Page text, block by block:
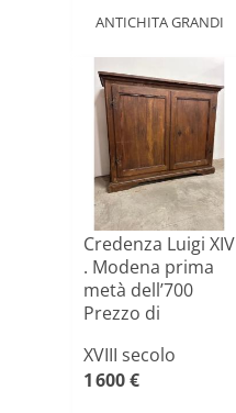
ANTICHITA GRANDI
Credenza Luigi XIV
. Modena prima
metà dell’700
Prezzo di
XVIII secolo
1 600 €